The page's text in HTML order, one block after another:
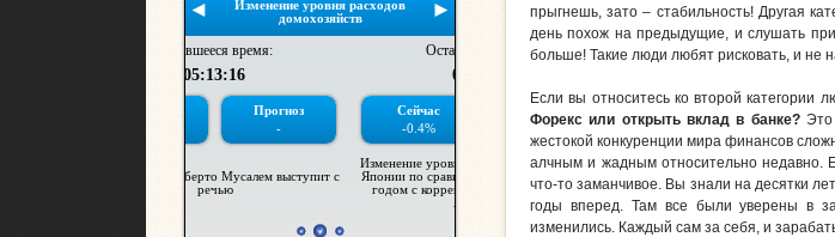
прыгнешь, зато – стабильность! Другая
день похож на предыдущие, и слушать
больше! Такие люди любят рисковать, и не
Если вы относитесь ко второй категории
Форекс или открыть вклад в банке?Это
жестокой конкуренции мира финансов
алчным и жадным относительно недавно.
что-то заманчивое. Вы знали на десятки
годы вперед. Там все были уверены в
изменились. Каждый сам за себя, и